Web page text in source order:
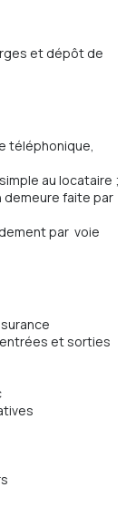
et dépôt de
téléphonique,
au locataire ;
demeure faite par
par voie
et sorties